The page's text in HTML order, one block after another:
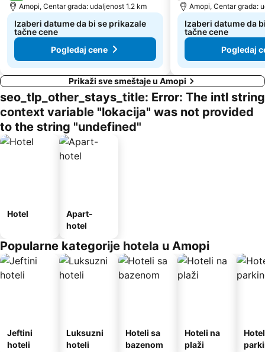
Amopi, Centar grada: udaljenost 1.2 km
Izaberi datume da bi se prikazale
tačne cene
Pogledaj cene
Amopi, Centar grada:
Izaberi datume da
tačne cene
Pogledaj
Prikaži sve smeštaje u Amopi
seo_tlp_other_stays_title: Error: The intl string
context variable "lokacija" was not provided
to the string "undefined"
Hotel
Apart-
hotel
Popularne kategorije hotela u Amopi
Jeftini
hoteli
Luksuzni
hoteli
Hoteli sa
bazenom
Hoteli na
plaži